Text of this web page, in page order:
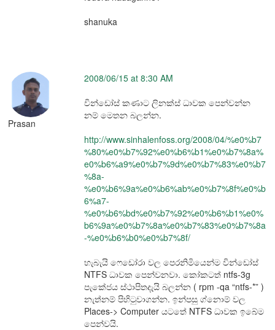
shanuka
Prasan
2008/06/15 at 8:30 AM
වින්ඩෝස් කණාට ලිනක්ස් ධාවක පෙන්වන්න
නම් මෙතන බලන්න.
http://www.sinhalenfoss.org/2008/04/%e0%b7
%80%e0%b7%92%e0%b6%b1%e0%b7%8a%
e0%b6%a9%e0%b7%9d%e0%b7%83%e0%b7
%8a-
%e0%b6%9a%e0%b6%ab%e0%b7%8f%e0%b
6%a7-
%e0%b6%bd%e0%b7%92%e0%b6%b1%e0%
b6%9a%e0%b7%8a%e0%b7%83%e0%b7%8a
-%e0%b6%b0%e0%b7%8f/
හැබැයි ෆෙඩෝරා වල පෙරනිමියෙන්ම වින්ඩෝස්
NTFS ධාවක පෙන්වනවා. කෝකටත් ntfs-3g
පැකේජය ස්ථාපිතදැයි බලන්න ( rpm -qa “ntfs-*” )
නැත්නම් පිහිටුවාගන්න. ඉන්පසු ග්නොම් වල
Places-> Computer යටතේ NTFS ධාවක ඉබේම
පෙන්වයි.